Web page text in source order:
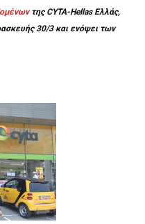
της CYTA-Hellas Ελλάς,
30/3 και ενόψει των